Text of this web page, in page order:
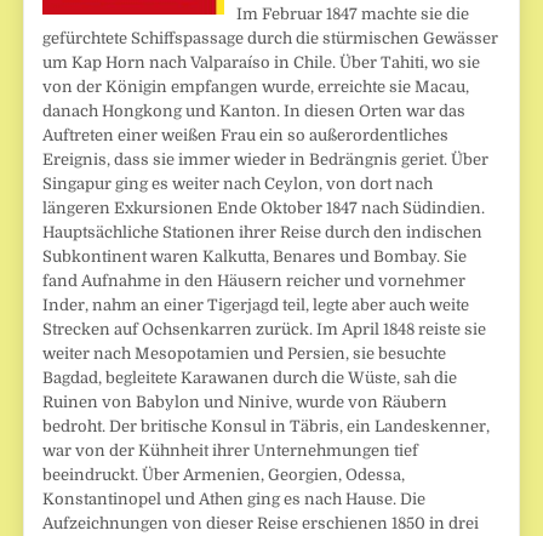
Im Februar 1847 machte sie die
gefürchtete Schiffspassage durch die stürmischen Gewässer
um Kap Horn nach Valparaíso in Chile. Über Tahiti, wo sie
von der Königin empfangen wurde, erreichte sie Macau,
danach Hongkong und Kanton. In diesen Orten war das
Auftreten einer weißen Frau ein so außerordentliches
Ereignis, dass sie immer wieder in Bedrängnis geriet. Über
Singapur ging es weiter nach Ceylon, von dort nach
längeren Exkursionen Ende Oktober 1847 nach Südindien.
Hauptsächliche Stationen ihrer Reise durch den indischen
Subkontinent waren Kalkutta, Benares und Bombay. Sie
fand Aufnahme in den Häusern reicher und vornehmer
Inder, nahm an einer Tigerjagd teil, legte aber auch weite
Strecken auf Ochsenkarren zurück. Im April 1848 reiste sie
weiter nach Mesopotamien und Persien, sie besuchte
Bagdad, begleitete Karawanen durch die Wüste, sah die
Ruinen von Babylon und Ninive, wurde von Räubern
bedroht. Der britische Konsul in Täbris, ein Landeskenner,
war von der Kühnheit ihrer Unternehmungen tief
beeindruckt. Über Armenien, Georgien, Odessa,
Konstantinopel und Athen ging es nach Hause. Die
Aufzeichnungen von dieser Reise erschienen 1850 in drei